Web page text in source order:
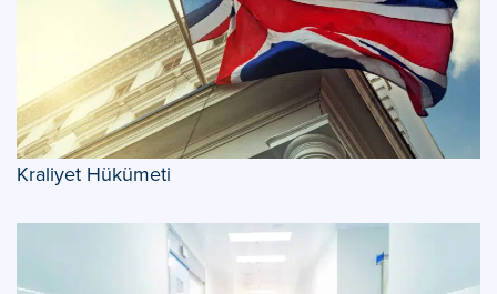
Kraliyet Hükümeti